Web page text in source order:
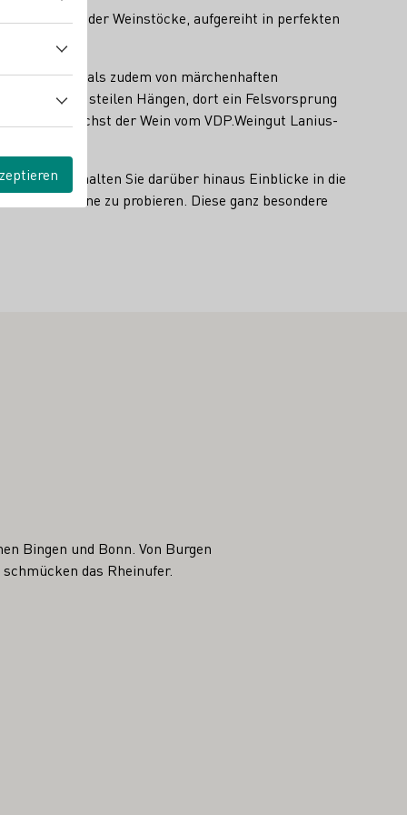
der Weinstöcke, aufgereiht in perfekten
Mittelrheintals zudem von märchenhaften
mit seinen steilen Hängen, dort ein Felsvorsprung
wächst der Wein vom VDP.Weingut Lanius-
erhalten Sie darüber hinaus Einblicke in die
Weine zu probieren. Diese ganz besondere
Bingen und Bonn. Von Burgen
das Rheinufer.